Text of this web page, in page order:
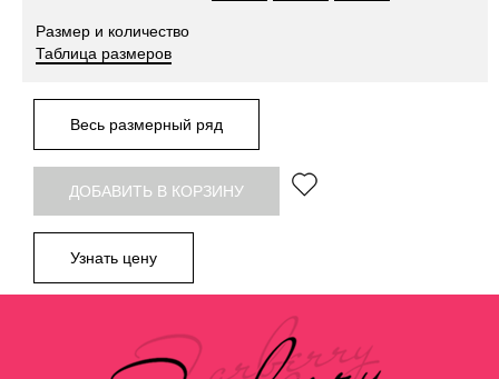
Размер и количество
Таблица размеров
Весь размерный ряд
ДОБАВИТЬ В КОРЗИНУ
Узнать цену